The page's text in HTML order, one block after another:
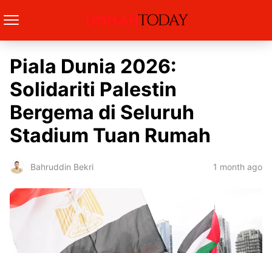
Piala Dunia 2026:
Solidariti Palestin
Bergema di Seluruh
Stadium Tuan Rumah
Bahruddin Bekri 1 month ago